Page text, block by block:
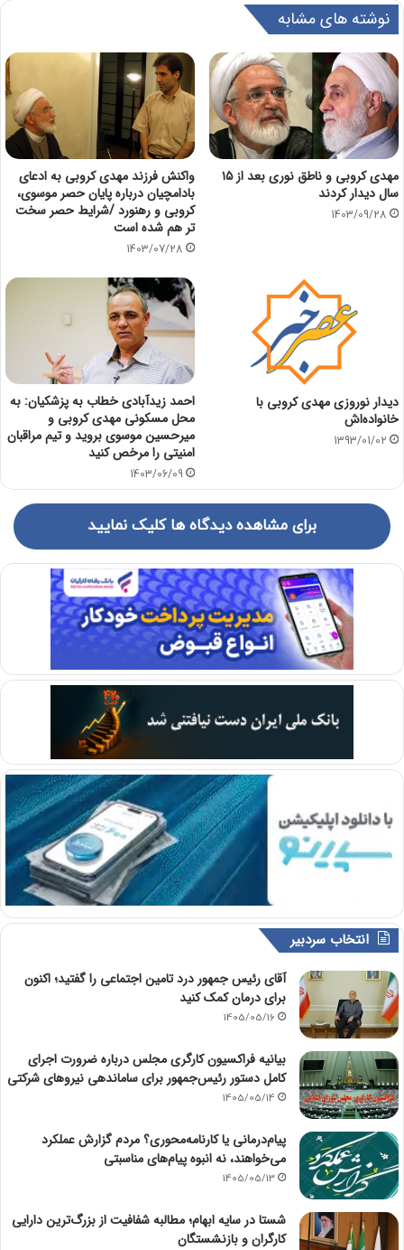
نوشته های مشابه
مهدی کروبی و ناطق نوری بعد از ۱۵
سال دیدار کردند
1403/09/28
واکنش فرزند مهدی کروبی به ادعای
بادامچیان درباره پایان حصر موسوی،
کروبی و رهنورد /شرایط حصر سخت
تر هم شده است
1403/07/28
دیدار نوروزی مهدی کروبی با
خانواده‌اش
1393/01/02
احمد زیدآبادی خطاب به پزشکیان: به
محل مسکونی مهدی کروبی و
میرحسین موسوی بروید و تیم مراقبان
امنیتی را مرخص کنید
1403/06/09
برای مشاهده دیدگاه ها کلیک نمایید
انتخاب سردبیر
آقای رئیس جمهور درد تامین اجتماعی را گفتید؛ اکنون
برای درمان کمک کنید
1405/05/16
بیانیه فراکسیون کارگری مجلس درباره ضرورت اجرای
کامل دستور رئیس‌جمهور برای ساماندهی نیروهای شرکتی
1405/05/14
پیام‌درمانی یا کارنامه‌محوری؟ مردم گزارش عملکرد
می‌خواهند، نه انبوه پیام‌های مناسبتی
1405/05/13
شستا در سایه ابهام؛ مطالبه شفافیت از بزرگ‌ترین دارایی
کارگران و بازنشستگان